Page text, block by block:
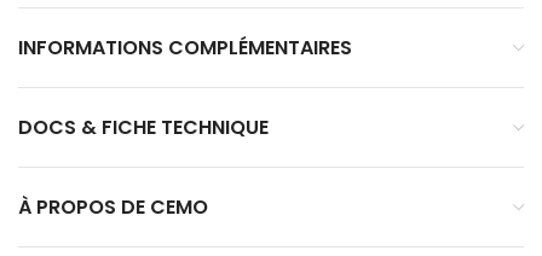
INFORMATIONS COMPLÉMENTAIRES
DOCS & FICHE TECHNIQUE
À PROPOS DE CEMO